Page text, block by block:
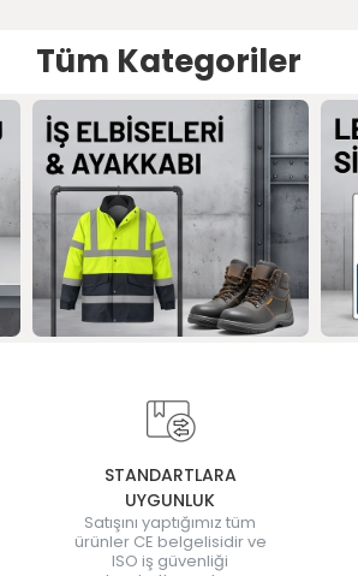
Tüm Kategoriler
STANDARTLARA
UYGUNLUK
Satışını yaptığımız tüm
ürünler CE belgelisidir ve
ISO iş güvenliği